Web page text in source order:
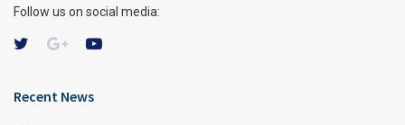
Follow us on social media:
Recent News